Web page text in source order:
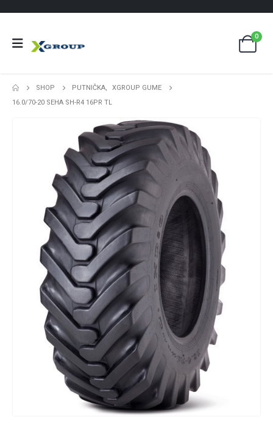
0
SHOP PUTNIČKA,
XGROUP GUME
16.0/70-20 SEHA SH-R4 16PR TL